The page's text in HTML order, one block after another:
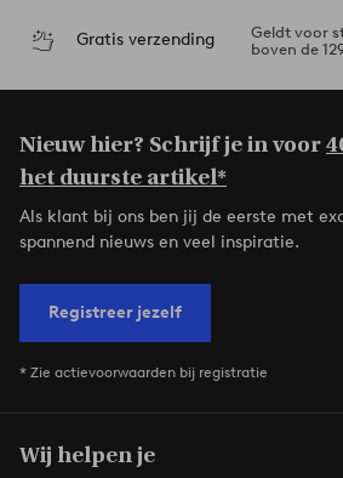
Gratis verzending
Geldt voor
boven de
Nieuw hier? Schrijf je in voor
het duurste artikel*
Als klant bij ons ben jij de eerste met
spannend nieuws en veel inspiratie.
Registreer jezelf
* Zie actievoorwaarden bij registratie
Wij helpen je